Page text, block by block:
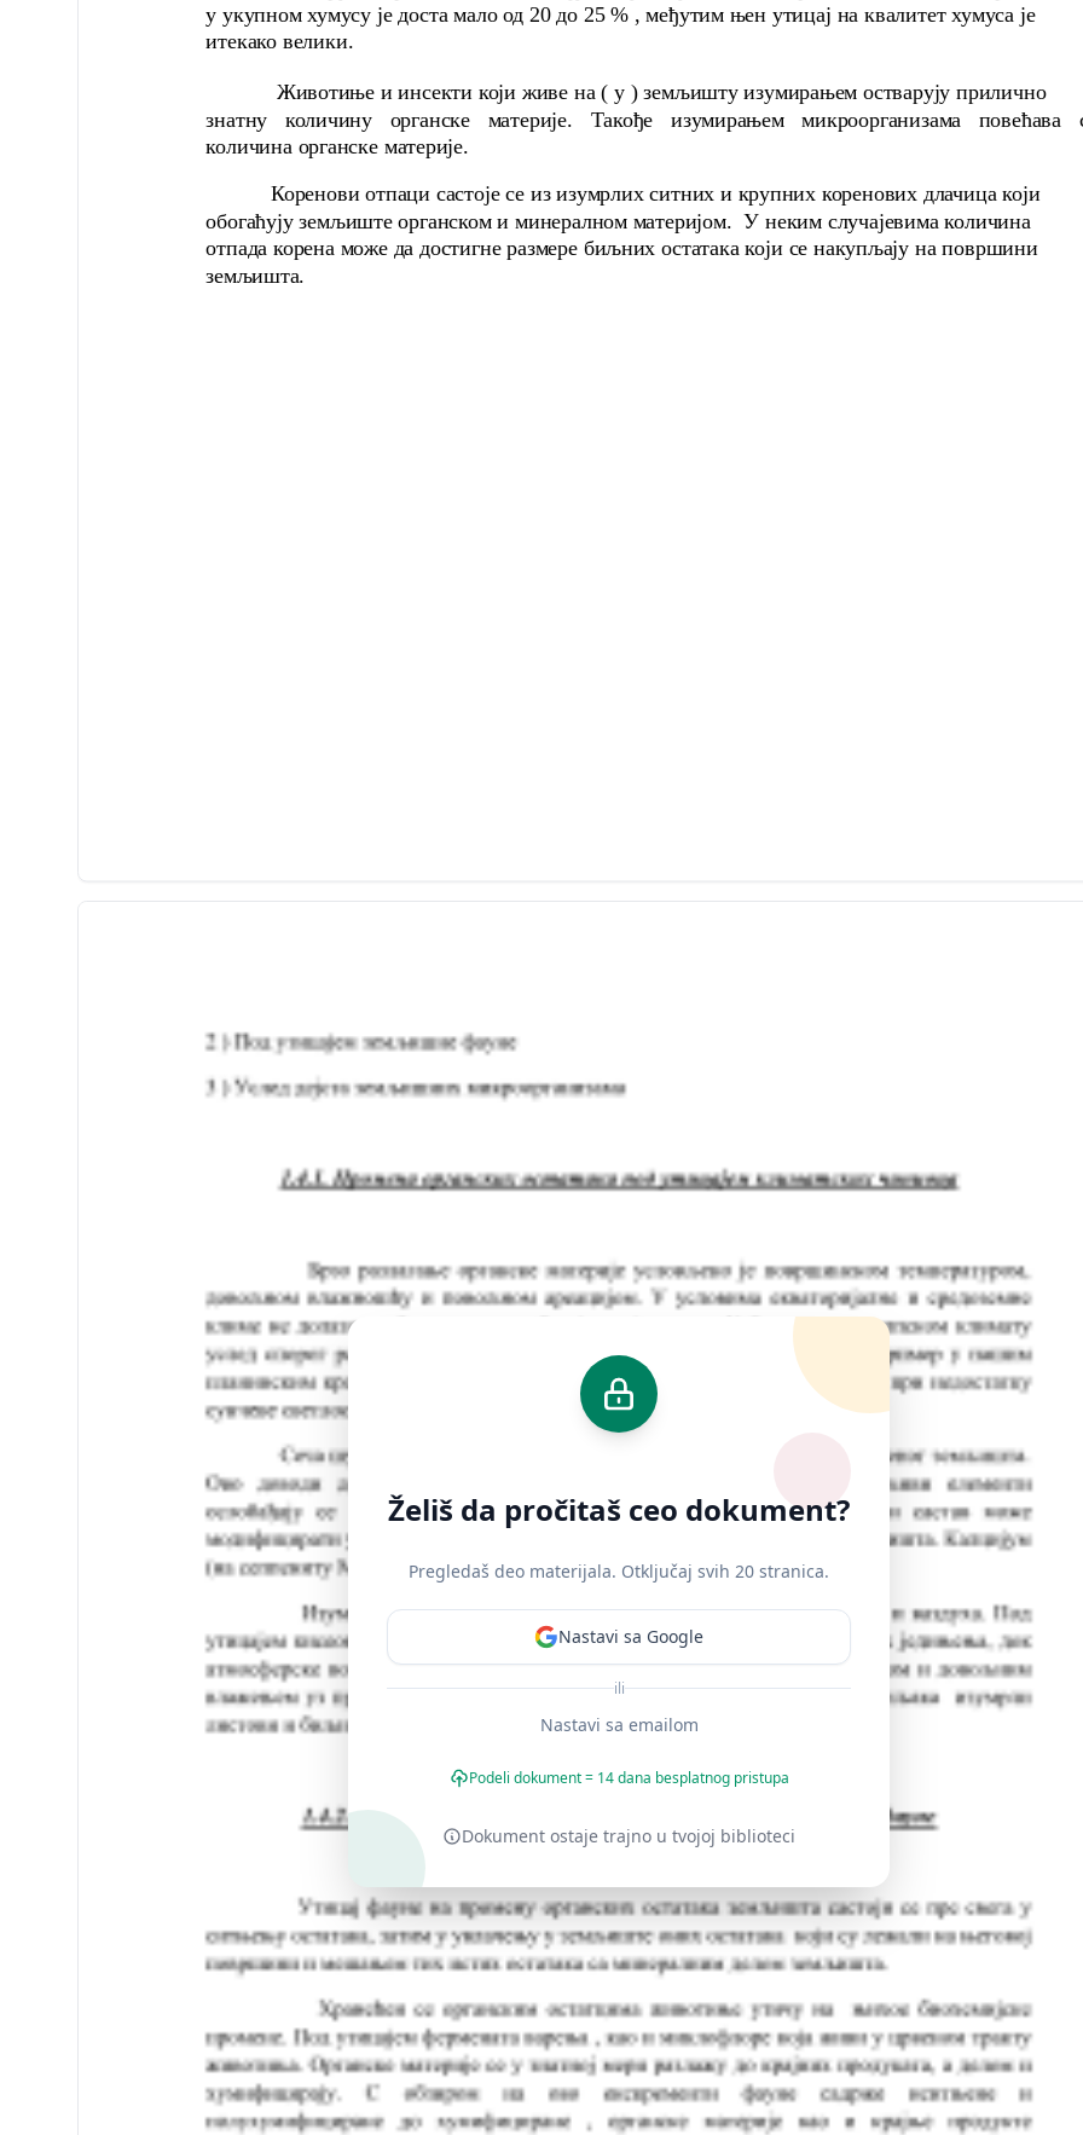
у укупном хумусу је доста мало од 20 до 25 % , међутим њен утицај на квалитет хумуса је
итекако велики.
Животиње и инсекти који живе на ( у ) земљишту изумирањем остварују прилично
знатну количину органске материје. Такође изумирањем микроорганизама повећава
количина органске материје.
Коренови отпаци састоје се из изумрлих ситних и крупних коренових длачица који
обогаћују земљиште органском и минералном материјом. У неким случајевима количина
отпада корена може да достигне размере биљних остатака који се накупљају на површини
земљишта.
Želiš da pročitaš ceo dokument?
Pregledaš deo materijala. Otključaj svih 20 stranica.
Nastavi sa Google
ili
Nastavi sa emailom
Podeli dokument = 14 dana besplatnog pristupa
Dokument ostaje trajno u tvojoj biblioteci